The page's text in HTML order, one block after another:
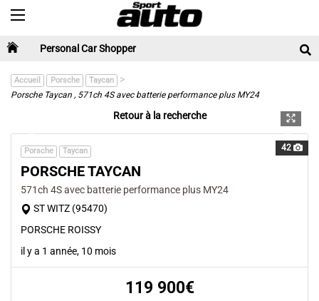
Toggle navigation
Personal Car Shopper
Accueil Porsche Taycan >
Porsche Taycan , 571ch 4S avec batterie performance plus MY24
Retour à la recherche
42
Next
Porsche Taycan
PORSCHE TAYCAN
571ch 4S avec batterie performance plus MY24
ST WITZ (95470)
PORSCHE ROISSY
il y a 1 année, 10 mois
119 900€